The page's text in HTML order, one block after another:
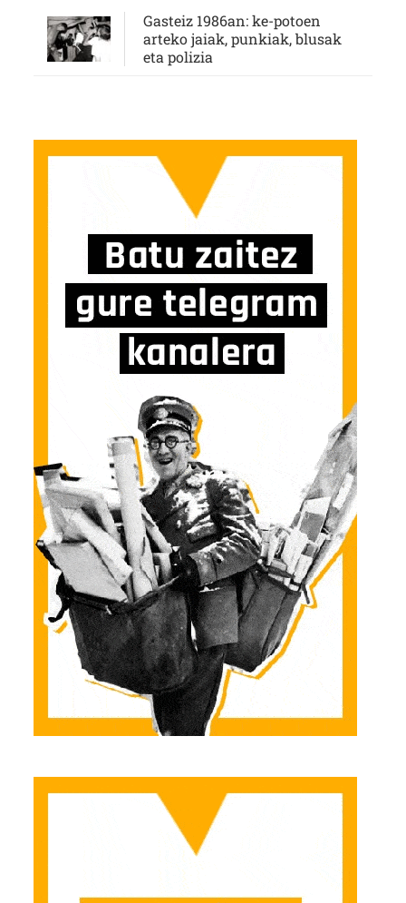
Gasteiz 1986an: ke-potoen
arteko jaiak, punkiak, blusak
eta polizia